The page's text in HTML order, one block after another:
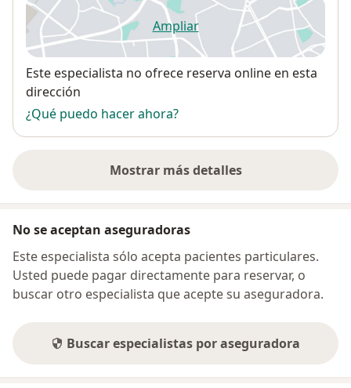
Ampliarse abre en una nueva
Disponibilidad
Este especialista no ofrece reserva online en esta
dirección
¿Qué puedo hacer ahora?
Mostrar más detalles
sobre la dirección
No se aceptan aseguradoras
Este especialista sólo acepta pacientes particulares.
Usted puede pagar directamente para reservar, o
buscar otro especialista que acepte su aseguradora.
Buscar especialistas por aseguradora